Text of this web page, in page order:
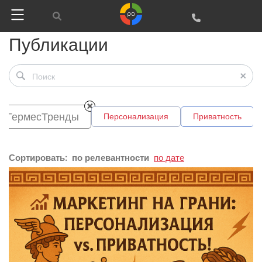
Публикации
ГермесТренды Персонализация Приватность
Сортировать: по релевантности по дате
Google
Яндекс